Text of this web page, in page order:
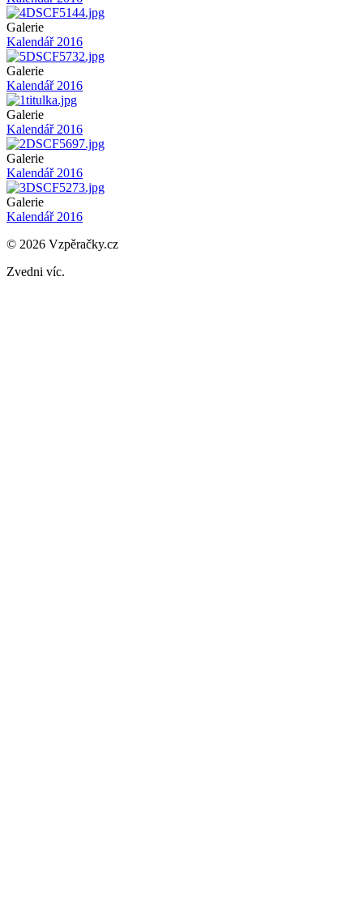
Obrázek
Galerie
Kalendář 2016
Obrázek
Galerie
Kalendář 2016
Obrázek
Galerie
Kalendář 2016
Obrázek
Galerie
Kalendář 2016
Obrázek
Galerie
Kalendář 2016
© 2026 Vzpěračky.cz
Zvedni víc.